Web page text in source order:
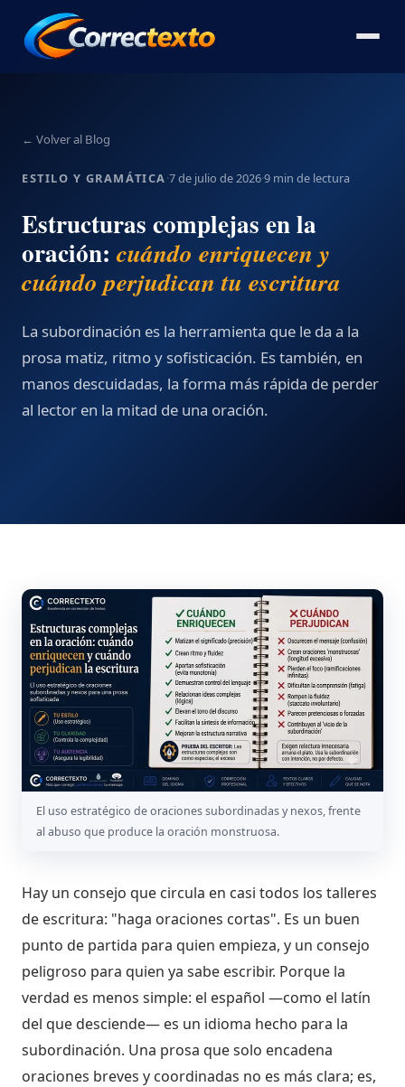
← Volver al Blog
ESTILO Y GRAMÁTICA·7 de julio de 2026·9 min de lectura
Estructuras complejas en la
oración: cuándo enriquecen y
cuándo perjudican tu escritura
La subordinación es la herramienta que le da a la
prosa matiz, ritmo y sofisticación. Es también, en
manos descuidadas, la forma más rápida de perder
al lector en la mitad de una oración.
El uso estratégico de oraciones subordinadas y nexos, frente
al abuso que produce la oración monstruosa.
Hay un consejo que circula en casi todos los talleres
de escritura: "haga oraciones cortas". Es un buen
punto de partida para quien empieza, y un consejo
peligroso para quien ya sabe escribir. Porque la
verdad es menos simple: el español —como el latín
del que desciende— es un idioma hecho para la
subordinación. Una prosa que solo encadena
oraciones breves y coordinadas no es más clara; es,